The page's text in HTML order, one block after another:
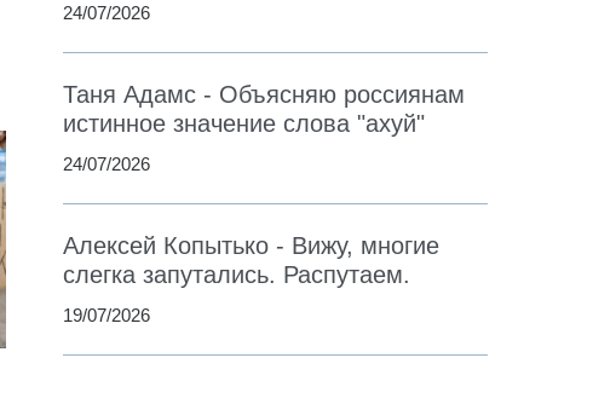
24/07/2026
Таня Адамс - Объясняю россиянам
истинное значение слова "ахуй"
24/07/2026
Алексей Копытько - Вижу, многие
слегка запутались. Распутаем.
19/07/2026